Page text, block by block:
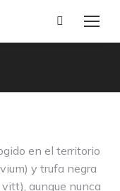
Buscar:
en el territorio
y trufa negra
aunque nunca